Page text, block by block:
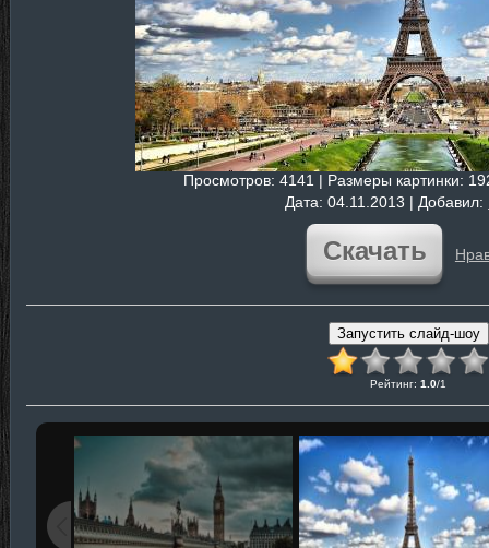
Просмотров: 4141 | Размеры картинки:
Дата: 04.11.2013 | Добавил:
Скачать
Рейтинг: 1.0/1